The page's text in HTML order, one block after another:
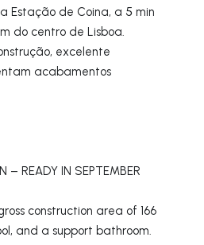
Estação de Coina, a 5 min
do centro de Lisboa.
excelente
acabamentos
READY IN SEPTEMBER
construction area of 166
and a support bathroom.